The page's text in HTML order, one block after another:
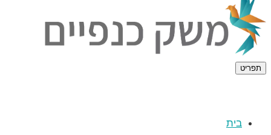
תפריט
בית